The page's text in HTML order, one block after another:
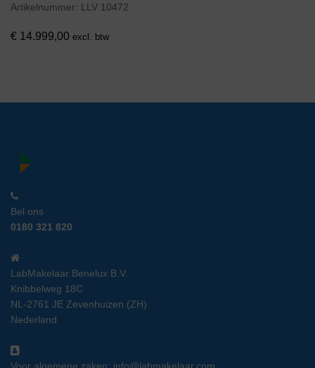
Artikelnummer: LLV 10472
€ 14.999,00 excl. btw
Bel ons
0180 321 820
LabMakelaar Benelux B.V.
Knibbelweg 18C
NL-2761 JE Zevenhuizen (ZH)
Nederland